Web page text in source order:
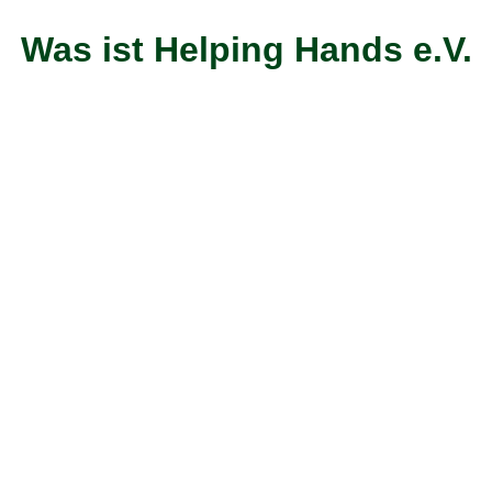
Was ist Helping Hands e.V.